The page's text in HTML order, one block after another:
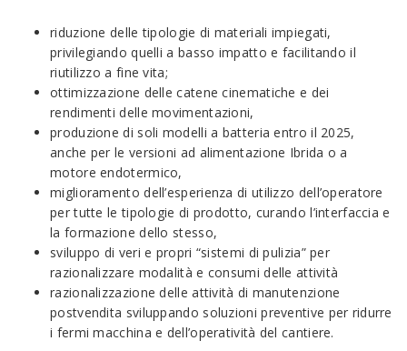
riduzione delle tipologie di materiali impiegati,
privilegiando quelli a basso impatto e facilitando il
riutilizzo a fine vita;
ottimizzazione delle catene cinematiche e dei
rendimenti delle movimentazioni,
produzione di soli modelli a batteria entro il 2025,
anche per le versioni ad alimentazione Ibrida o a
motore endotermico,
miglioramento dell’esperienza di utilizzo dell’operatore
per tutte le tipologie di prodotto, curando l’interfaccia e
la formazione dello stesso,
sviluppo di veri e propri “sistemi di pulizia” per
razionalizzare modalità e consumi delle attività
razionalizzazione delle attività di manutenzione
postvendita sviluppando soluzioni preventive per ridurre
i fermi macchina e dell’operatività del cantiere.